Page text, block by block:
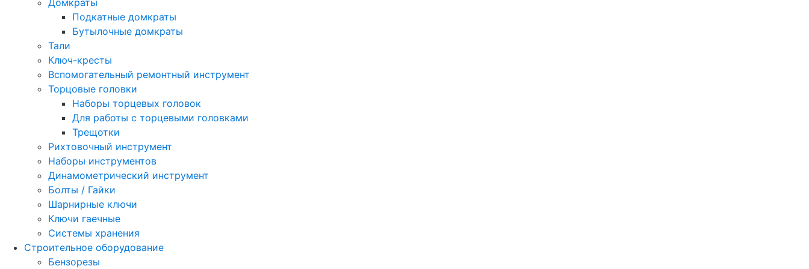
Домкраты
Подкатные домкраты
Бутылочные домкраты
Тали
Ключ-кресты
Вспомогательный ремонтный инструмент
Торцовые головки
Наборы торцевых головок
Для работы с торцевыми головками
Трещотки
Рихтовочный инструмент
Наборы инструментов
Динамометрический инструмент
Болты / Гайки
Шарнирные ключи
Ключи гаечные
Системы хранения
Строительное оборудование
Бензорезы